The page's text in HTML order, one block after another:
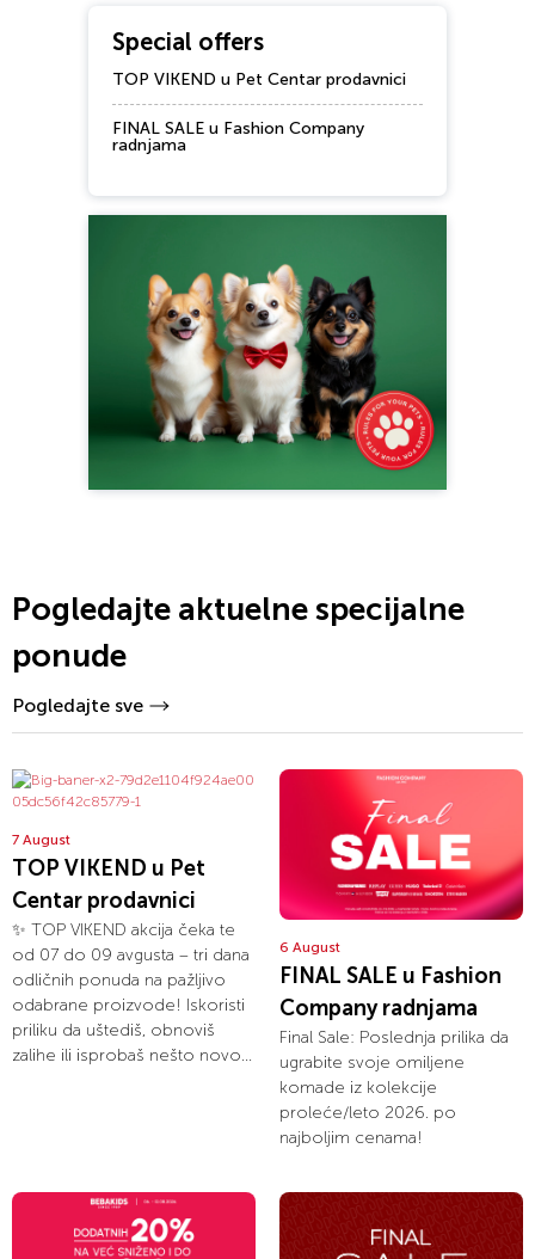
Special offers
TOP VIKEND u Pet Centar prodavnici
FINAL SALE u Fashion Company
radnjama
Pogledajte aktuelne specijalne
ponude
Pogledajte sve
7 August
TOP VIKEND u Pet
Centar prodavnici
✨ TOP VIKEND akcija čeka te
od 07 do 09 avgusta – tri dana
odličnih ponuda na pažljivo
odabrane proizvode! Iskoristi
priliku da uštediš, obnoviš
zalihe ili isprobaš nešto novo...
6 August
FINAL SALE u Fashion
Company radnjama
Final Sale: Poslednja prilika da
ugrabite svoje omiljene
komade iz kolekcije
proleće/leto 2026. po
najboljim cenama!